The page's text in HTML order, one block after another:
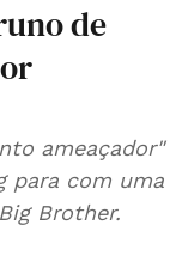
de
ameaçador"
para com uma
Brother.